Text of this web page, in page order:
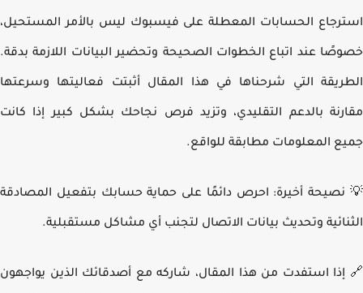
الحسابات المعطلة على فيسبوك ليس بالأمر المستحيل،
عند اتباع الخطوات الصحيحة وتحضير البيانات اللازمة بدقة.
التي شرحناها في هذا المقال أثبتت فعاليتها وسرعتها
بالدعم التقليدي، وتزيد فرص نجاحك بشكل كبير إذا كانت
المعلومات مطابقة للواقع.
أخيرة: احرص دائمًا على حماية حسابك بتفعيل المصادقة
وتحديث بيانات الاتصال لتجنب أي مشاكل مستقبلية.
استفدت من هذا المقال، شاركه مع أصدقائك الذين يواجهون